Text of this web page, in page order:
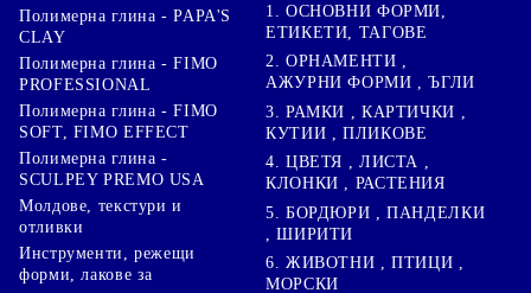
Полимерна глина - PAPA'S
CLAY
Полимерна глина - FIMO
PROFESSIONAL
Полимерна глина - FIMO
SOFT, FIMO EFFECT
Полимерна глина -
SCULPEY PREMO USA
Молдове, текстури и
отливки
Инструменти, режещи
форми, лакове за
1. ОСНОВНИ ФОРМИ,
ЕТИКЕТИ, ТАГОВЕ
2. ОРНАМЕНТИ ,
АЖУРНИ ФОРМИ , ЪГЛИ
3. РАМКИ , КАРТИЧКИ ,
КУТИИ , ПЛИКОВЕ
4. ЦВЕТЯ , ЛИСТА ,
КЛОНКИ , РАСТЕНИЯ
5. БОРДЮРИ , ПАНДЕЛКИ
, ШИРИТИ
6. ЖИВОТНИ , ПТИЦИ ,
МОРСКИ